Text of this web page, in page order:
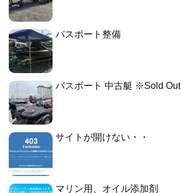
バスボート整備
バスボート 中古艇 ※Sold Out
サイトが開けない・・
マリン用、オイル添加剤